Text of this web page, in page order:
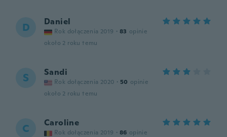
D Daniel
Rok dołączenia 2019 · 83 opinie
około 2 roku temu
S Sandi
Rok dołączenia 2020 · 50 opinie
około 2 roku temu
C Caroline
Rok dołączenia 2019 · 86 opinie